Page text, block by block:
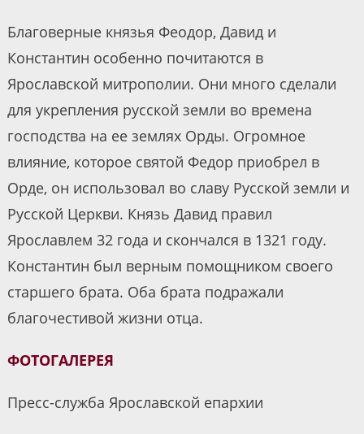
Благоверные князья Феодор, Давид и
Константин особенно почитаются в
Ярославской митрополии. Они много сделали
для укрепления русской земли во времена
господства на ее землях Орды. Огромное
влияние, которое святой Федор приобрел в
Орде, он использовал во славу Русской земли и
Русской Церкви. Князь Давид правил
Ярославлем 32 года и скончался в 1321 году.
Константин был верным помощником своего
старшего брата. Оба брата подражали
благочестивой жизни отца.
ФОТОГАЛЕРЕЯ
Пресс-служба Ярославской епархии